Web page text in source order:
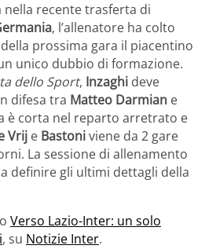
recente trasferta di
, l’allenatore ha colto
prossima gara il piacentino
unico dubbio di formazione.
dello Sport, Inzaghi deve
difesa tra Matteo Darmian e
è corta nel reparto arretrato e
Vrij e Bastoniviene da 2 gare
La sessione di allenamento
definire gli ultimi dettagli della
Verso Lazio-Inter: un solo
, su Notizie Inter.